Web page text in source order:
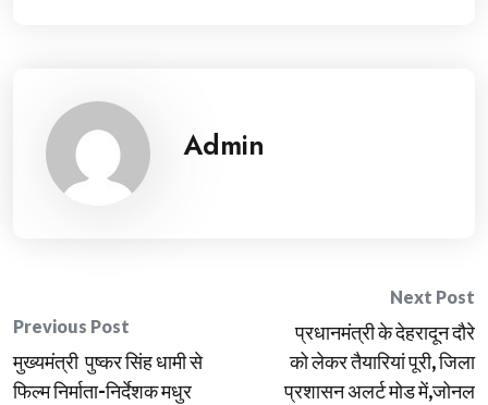
Admin
Post
navigation
Previous Post
मुख्यमंत्री पुष्कर सिंह धामी से
फिल्म निर्माता-निर्देशक मधुर
Next Post
प्रधानमंत्री के देहरादून दौरे
को लेकर तैयारियां पूरी, जिला
प्रशासन अलर्ट मोड में,जोनल